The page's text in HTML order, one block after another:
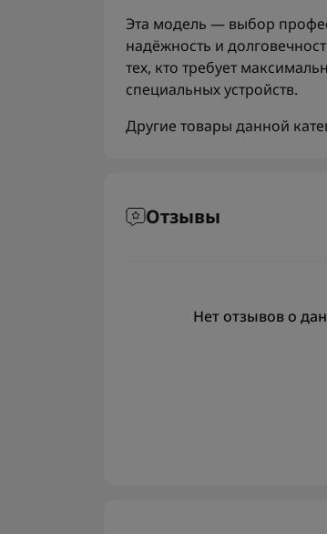
Эта модель — выбор
надёжность и
тех, кто требует
специальных устройств.
Другие товары данной
Отзывы
Нет отзывов о